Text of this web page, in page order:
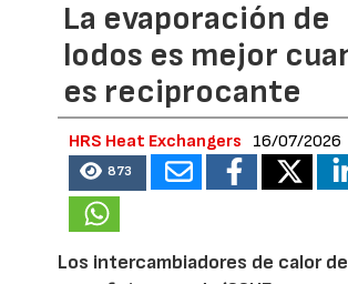
La evaporación de
lodos es mejor
es reciprocante
HRS Heat Exchangers 16/07/2026
873
Los intercambiadores de calor de